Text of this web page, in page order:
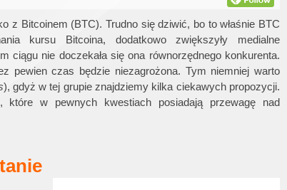
z Bitcoinem (BTC). Trudno się dziwić, bo to właśnie BTC
kursu Bitcoina, dodatkowo zwiększyły medialne
ciągu nie doczekała się ona równorzędnego konkurenta.
pewien czas będzie niezagrożona. Tym niemniej warto
), gdyż w tej grupie znajdziemy kilka ciekawych propozycji.
które w pewnych kwestiach posiadają przewagę nad